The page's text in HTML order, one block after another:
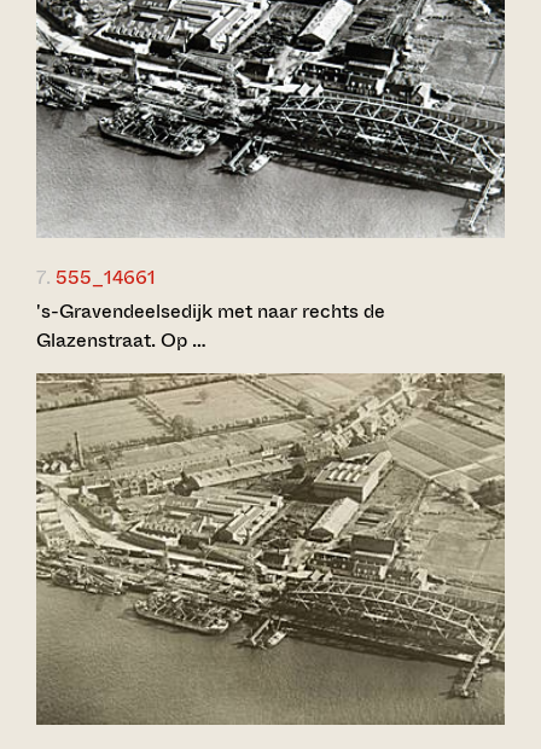
7. 555_14661
's-Gravendeelsedijk met naar rechts de
Glazenstraat. Op …